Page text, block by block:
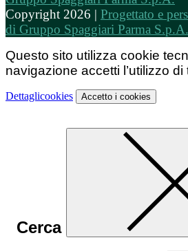
Copyright 2026 | Progettato e
di Gruppo Spaggiari Parma S.p.A.
Questo sito utilizza cookie
navigazione accetti l’utilizzo di
Dettaglicookies Accetto i cookies
Cerca